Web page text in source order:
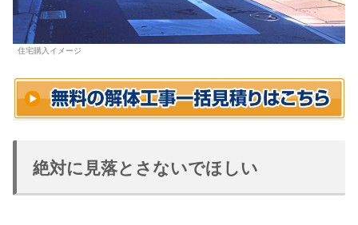
住宅購入イメージ
絶対に見落とさないでほしい